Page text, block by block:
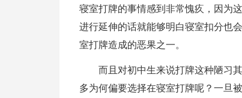
寝室打牌的事情感到非常愧疚，因为
进行延伸的话就能够明白寝室扣分也
室打牌造成的恶果之一。
而且对初中生来说打牌这种陋习
多为何偏要选择在寝室打牌呢？一旦